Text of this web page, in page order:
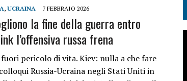
, UCRAINA 7 FEBBRAIO 2026
la fine della guerra entro
l’offensiva russa frena
pericolo di vita. Kiev: nulla a che fare
Russia-Ucraina negli Stati Uniti in